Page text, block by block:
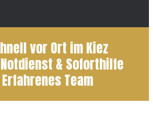
vor Ort im Kiez
& Soforthilfe
Erfahrenes Team